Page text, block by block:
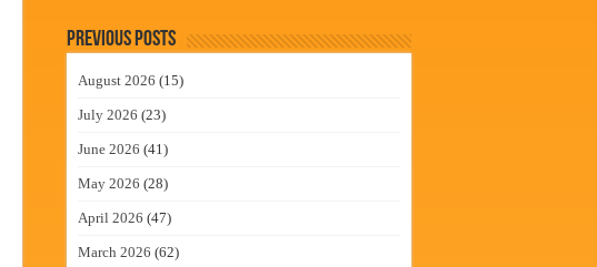
Previous Posts
August 2026 (15)
July 2026 (23)
June 2026 (41)
May 2026 (28)
April 2026 (47)
March 2026 (62)